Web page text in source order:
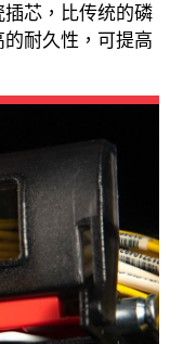
芯，比传统的磷
耐久性，可提高